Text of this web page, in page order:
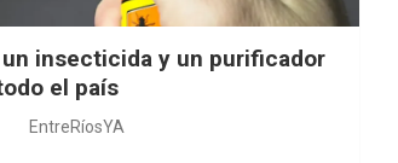
insecticida y un purificador
el país
EntreRíosYA